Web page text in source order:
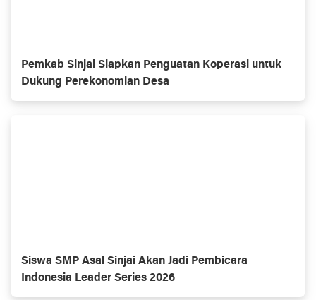
Pemkab Sinjai Siapkan Penguatan Koperasi untuk
Dukung Perekonomian Desa
Siswa SMP Asal Sinjai Akan Jadi Pembicara
Indonesia Leader Series 2026